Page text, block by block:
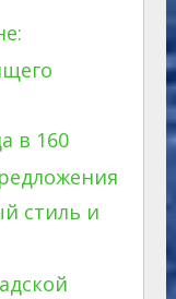
в 160
стиль и